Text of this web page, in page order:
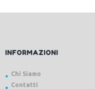
INFORMAZIONI
Chi Siamo
Contatti